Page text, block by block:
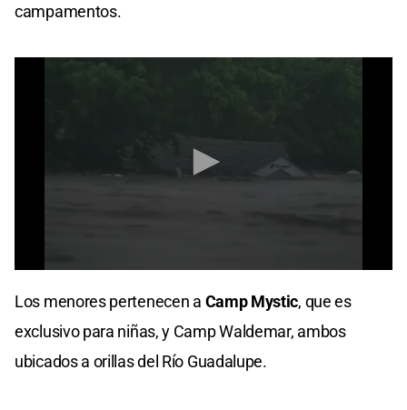
campamentos.
of
minute,
seconds
Los menores pertenecen a Camp Mystic, que es
exclusivo para niñas, y Camp Waldemar, ambos
ubicados a orillas del Río Guadalupe.